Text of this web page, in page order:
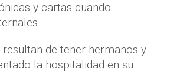
y cartas cuando
de tener hermanos y
la hospitalidad en su